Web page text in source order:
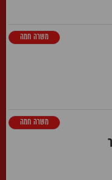
משרה חמה
משרה חמה